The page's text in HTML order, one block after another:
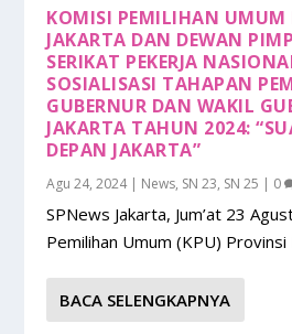
KOMISI PEMILIHAN UMUM
JAKARTA DAN DEWAN
SERIKAT PEKERJA
SOSIALISASI TAHAPAN
GUBERNUR DAN WAKIL
JAKARTA TAHUN 2024:
DEPAN JAKARTA”
Agu 24, 2024| News, SN 23, SN 25 | 0
SPNews Jakarta, Jum’at 23
Pemilihan Umum (KPU) Provinsi
BACA SELENGKAPNYA